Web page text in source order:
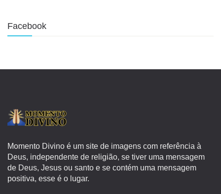
Facebook
Momento Divino é um site de imagens com referência à
Deus, independente de religião, se tiver uma mensagem
de Deus, Jesus ou santo e se contém uma mensagem
positiva, esse é o lugar.